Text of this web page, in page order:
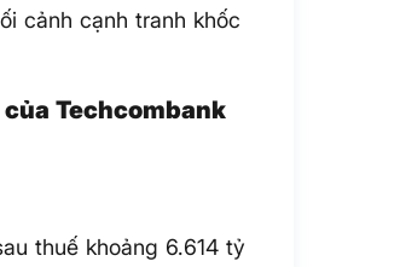
cảnh cạnh tranh khốc
Techcombank
thuế khoảng 6.614 tỷ